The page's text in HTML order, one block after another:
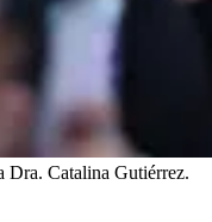
Dra. Catalina Gutiérrez.